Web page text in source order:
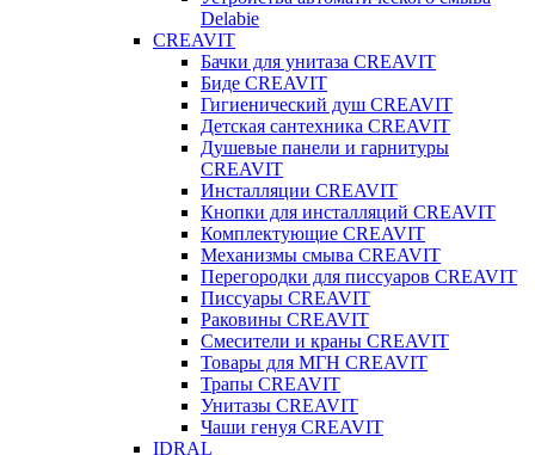
Delabie
CREAVIT
Бачки для унитаза CREAVIT
Биде CREAVIT
Гигиенический душ CREAVIT
Детская сантехника CREAVIT
Душевые панели и гарнитуры
CREAVIT
Инсталляции CREAVIT
Кнопки для инсталляций CREAVIT
Комплектующие CREAVIT
Механизмы смыва CREAVIT
Перегородки для писсуаров CREAVIT
Писсуары CREAVIT
Раковины CREAVIT
Смесители и краны CREAVIT
Товары для МГН CREAVIT
Трапы CREAVIT
Унитазы CREAVIT
Чаши генуя CREAVIT
IDRAL